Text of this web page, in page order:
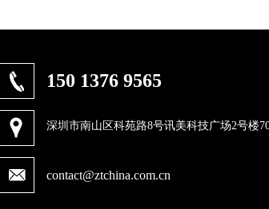
150 1376 9565
深圳市南山区科苑路8号讯美科技广场2号楼
contact@ztchina.com.cn